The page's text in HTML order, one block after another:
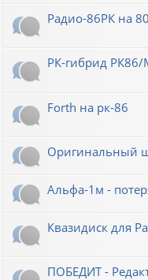
Радио-86РК на
РК-гибрид
Forth на рк-86
Оригинальный
Альфа-1м -
Квазидиск для
ПОБЕДИТ -